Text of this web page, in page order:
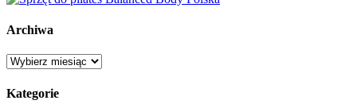
Archiwa
Archiwa
Kategorie